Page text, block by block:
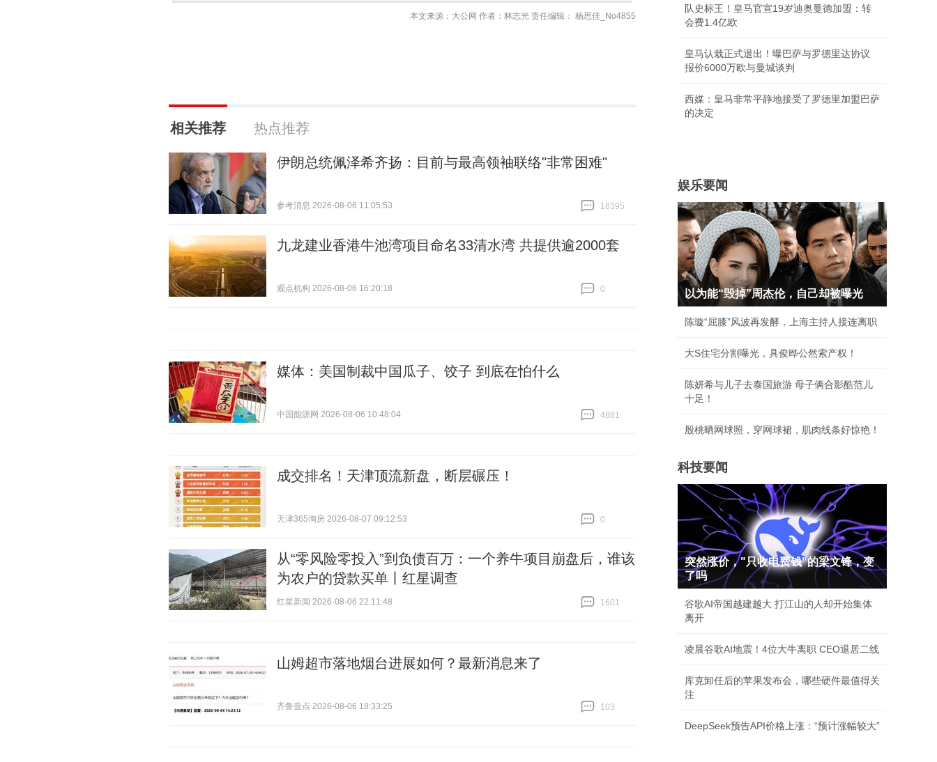
本文来源：大公网 作者：林志光 责任编辑： 杨思佳_No4855
相关推荐 热点推荐
伊朗总统佩泽希齐扬：目前与最高领袖联络"非常困难"
参考消息 2026-08-06 11:05:53
18395
九龙建业香港牛池湾项目命名33清水湾 共提供逾2000套
观点机构 2026-08-06 16:20:18
0
媒体：美国制裁中国瓜子、饺子 到底在怕什么
中国能源网 2026-08-06 10:48:04
4881
成交排名！天津顶流新盘，断层碾压！
天津365淘房 2026-08-07 09:12:53
0
从“零风险零投入”到负债百万：一个养牛项目崩盘后，谁该
为农户的贷款买单丨红星调查
红星新闻 2026-08-06 22:11:48
1601
山姆超市落地烟台进展如何？最新消息来了
齐鲁壹点 2026-08-06 18:33:25
103
队史标王！皇马官宣19岁迪奥曼德加盟：转
会费1.4亿欧
皇马认栽正式退出！曝巴萨与罗德里达协议
报价6000万欧与曼城谈判
西媒：皇马非常平静地接受了罗德里加盟巴萨
的决定
娱乐要闻
以为能“毁掉”周杰伦，自己却被曝光
陈璇“屈膝”风波再发酵，上海主持人接连离职
大S住宅分割曝光，具俊晔公然索产权！
陈妍希与儿子去泰国旅游 母子俩合影酷范儿
十足！
殷桃晒网球照，穿网球裙，肌肉线条好惊艳！
科技要闻
突然涨价，"只收电费钱"的梁文锋，变
了吗
谷歌AI帝国越建越大 打江山的人却开始集体
离开
凌晨谷歌AI地震！4位大牛离职 CEO退居二线
库克卸任后的苹果发布会，哪些硬件最值得关
注
DeepSeek预告API价格上涨：“预计涨幅较大”